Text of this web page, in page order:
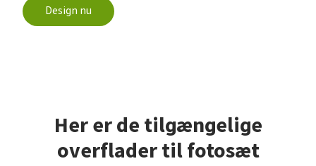
Design nu
Her er de tilgængelige
overflader til fotosæt